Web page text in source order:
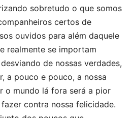
sobretudo o que somos
certos de
ouvidos para além daquele
realmente se importam
de nossas verdades,
a pouco e pouco, a nossa
o mundo lá fora será a pior
contra nossa felicidade.